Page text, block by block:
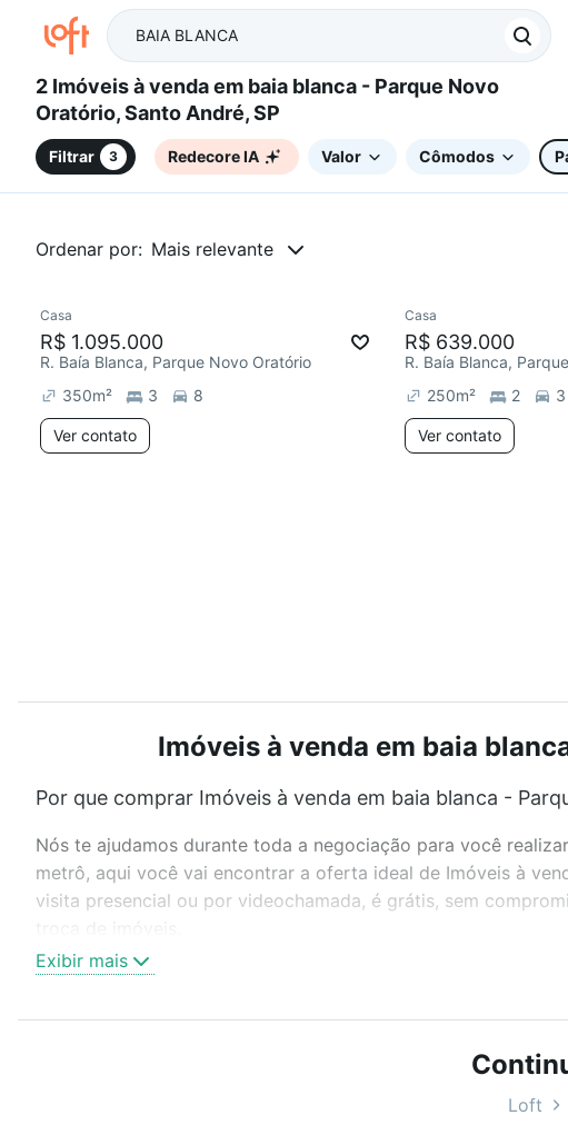
2 Imóveis à venda em baia blanca - Parque Novo
Oratório, Santo André, SP
Filtrar 3 Redecore IA Valor Cômodos
Ordenar por: Mais relevante
Casa
R$ 1.095.000
R. Baía Blanca, Parque Novo Oratório
350m² 3 8
Ver contato
Casa
R$ 639.000
R. Baía Blanca,
250m² 2 3
Ver contato
Imóveis à venda em baia
Por que comprar Imóveis à venda em baia blanca -
Nós te ajudamos durante toda a negociação para você
metrô, aqui você vai encontrar a oferta ideal de Imóveis à
visita presencial ou por videochamada, é grátis, sem
Como escolher um imóvel?
Use barra de busca no topo para pesquisar por ruas, bairros
ou sem vaga de garagem para combinar perfeitamente com
Imóveis à venda em baia blanca - Parque Novo Oratório,
Exibir mais
Loft